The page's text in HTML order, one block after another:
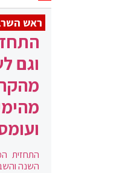
ראש
וגם
התחזית
השנה